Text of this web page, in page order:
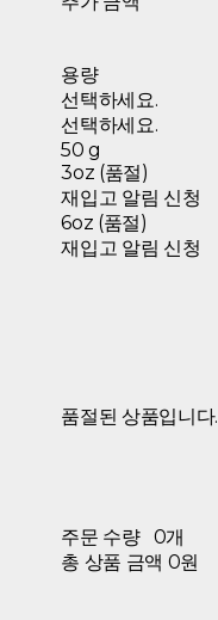
용량
선택하세요.
선택하세요.
50 g
3oz (품절)
재입고 알림 신청
6oz (품절)
재입고 알림 신청
품절된 상품입니다.
주문 수량
0개
총 상품 금액 0원